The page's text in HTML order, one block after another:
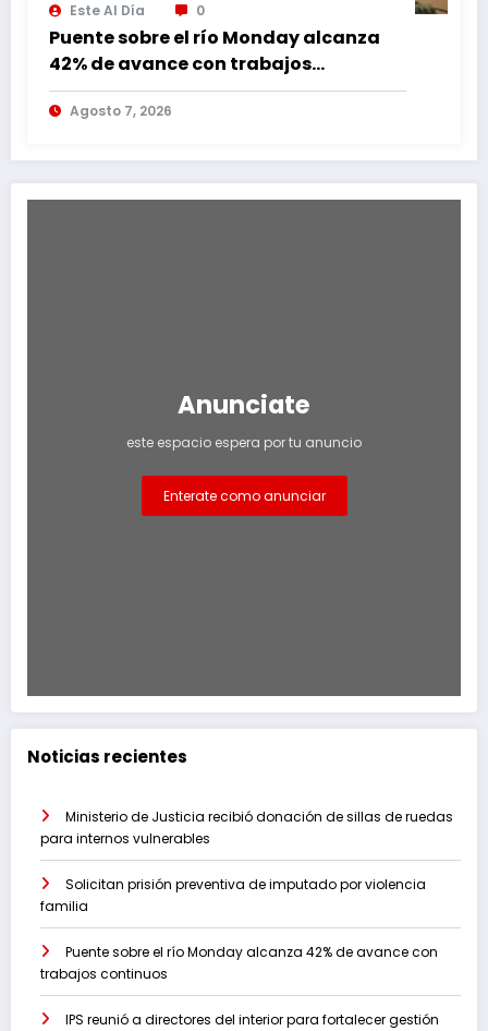
Este Al Día 0
Puente sobre el río Monday alcanza
42% de avance con trabajos
continuos
Agosto 7, 2026
Anunciate
este espacio espera por tu anuncio
Enterate como anunciar
Noticias recientes
Ministerio de Justicia recibió donación de sillas de ruedas
para internos vulnerables
Solicitan prisión preventiva de imputado por violencia
familia
Puente sobre el río Monday alcanza 42% de avance con
trabajos continuos
IPS reunió a directores del interior para fortalecer gestión